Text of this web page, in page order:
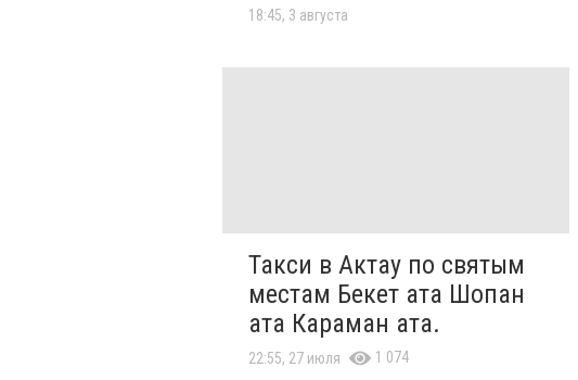
18:45, 3 августа
Такси в Актау по святым
местам Бекет ата Шопан
ата Караман ата.
22:55, 27 июля 1 074